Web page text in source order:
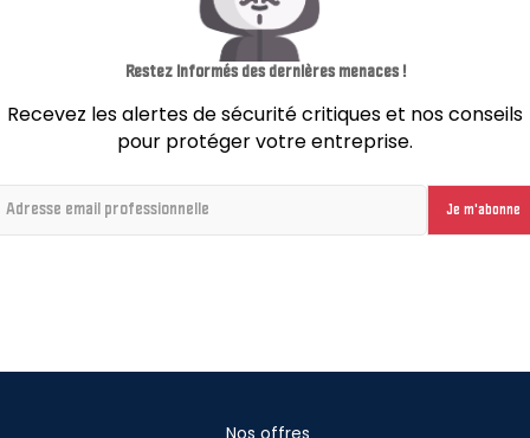
Restez informés des dernières menaces !
Recevez les alertes de sécurité critiques et nos conseils
pour protéger votre entreprise.